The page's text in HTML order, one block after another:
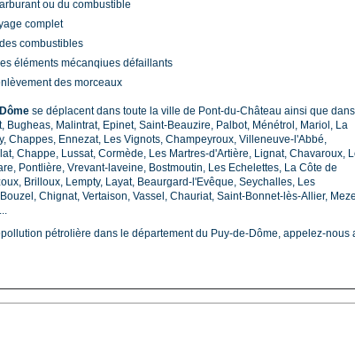
ou du combustible
complet
combustibles
éléments mécanqiues défaillants
des morceaux
se déplacent dans toute la ville de Pont-du-Château ainsi que dans
Bugheas, Malintrat, Epinet, Saint-Beauzire, Palbot, Ménétrol, Mariol, La
Chappes, Ennezat, Les Vignots, Champeyroux, Villeneuve-l'Abbé,
Chappe, Lussat, Cormède, Les Martres-d'Artière, Lignat, Chavaroux,
Pontlière, Vrevant-laveine, Bostmoutin, Les Echelettes, La Côte de
Brilloux, Lempty, Layat, Beaurgard-l'Evêque, Seychalles, Les
Chignat, Vertaison, Vassel, Chauriat, Saint-Bonnet-lès-Allier,
...
pétrolière dans le département du Puy-de-Dôme, appelez-nous